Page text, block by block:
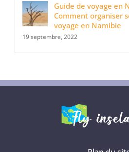
Guide de voyage en
Comment organiser
voyage en Namibie
19 septembre, 2022